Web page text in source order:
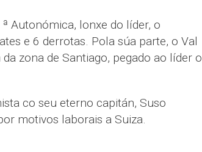
Autonómica, lonxe do líder, o
e 6 derrotas. Pola súa parte, o Val
zona de Santiago, pegado ao líder o
co seu eterno capitán, Suso
motivos laborais a Suiza.